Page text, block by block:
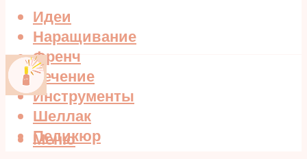
Идеи
Наращивание
Френч
Лечение
Инструменты
Шеллак
Педикюр
Меню